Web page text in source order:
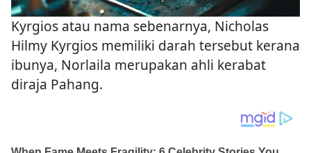
Kyrgios atau nama sebenarnya, Nicholas
Hilmy Kyrgios memiliki darah tersebut kerana
ibunya, Norlaila merupakan ahli kerabat
diraja Pahang.